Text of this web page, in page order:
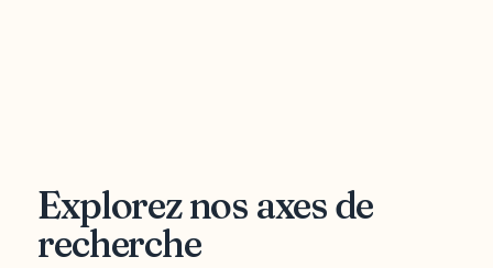
Explorez nos axes de
recherche